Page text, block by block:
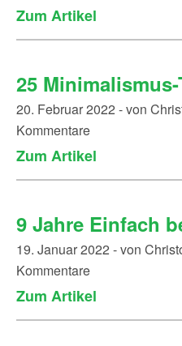
Zum Artikel
25
20. Februar 2022 - von
Kommentare
Zum Artikel
9 Jahre Einfach
19. Januar 2022 - von
Kommentare
Zum Artikel